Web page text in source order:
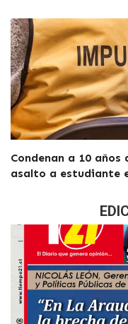
Condenan a 10
asalto a estudiante